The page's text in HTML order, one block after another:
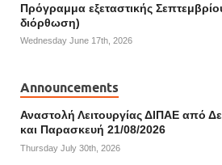
Πρόγραμμα εξεταστικής
διόρθωση)
Wednesday June 17th, 2026
Announcements
Αναστολή Λειτουργίας ΔΙΠΑΕ από
και Παρασκευή 21/08/2026
Thursday July 30th, 2026